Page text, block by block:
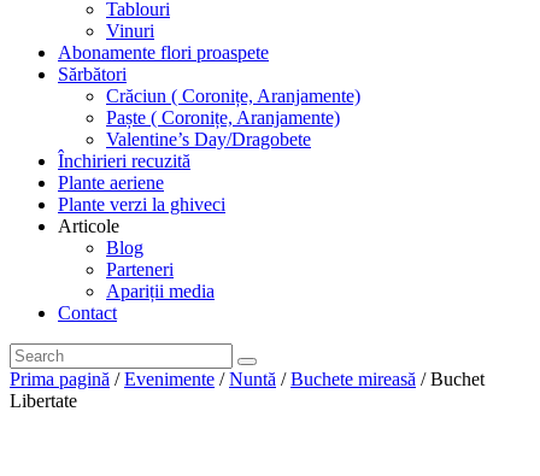
Tablouri
Vinuri
Abonamente flori proaspete
Sărbători
Crăciun ( Coronițe, Aranjamente)
Paște ( Coronițe, Aranjamente)
Valentine’s Day/Dragobete
Închirieri recuzită
Plante aeriene
Plante verzi la ghiveci
Articole
Blog
Parteneri
Apariții media
Contact
Prima pagină /Evenimente /Nuntă /Buchete mireasă / Buchet
Libertate